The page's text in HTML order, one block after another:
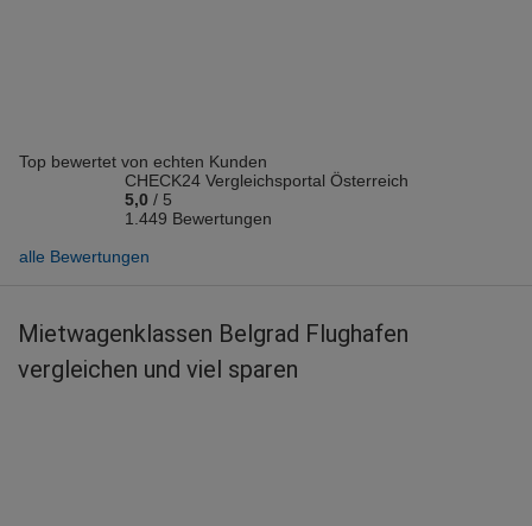
Nenad D.
abgegeben am 09.04.2026
Abholort: Belgrad Flughafen
Abholort: Belgrad Flughafen
Vermieter: Enterprise
Top bewertet von echten Kunden
CHECK24 Vergleichsportal Österreich
5,0 / 5
1.449 Bewertungen
alle Bewertungen
Mietwagenklassen Belgrad Flughafen
vergleichen und viel sparen